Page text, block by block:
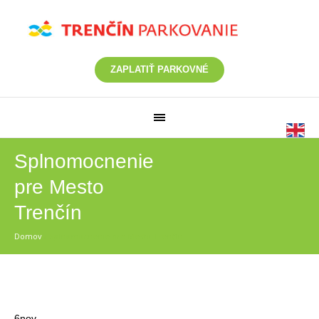
ZAPLATIŤ PARKOVNÉ
Splnomocnenie
pre Mesto
Trenčín
Domov